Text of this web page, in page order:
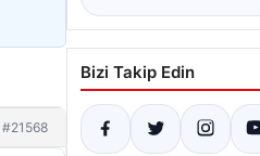
#21568
Bizi Takip Edin